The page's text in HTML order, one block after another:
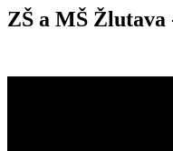
ZŠ a MŠ Žlutava